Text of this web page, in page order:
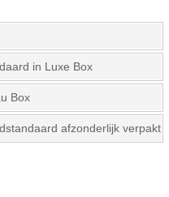
in Luxe Box
Box
afzonderlijk verpakt